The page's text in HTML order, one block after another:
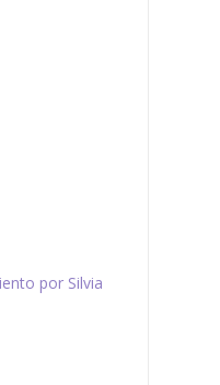
por Silvia